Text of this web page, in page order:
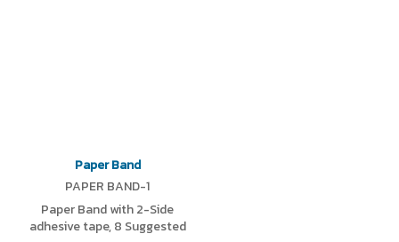
Paper Band
PAPER BAND-1
Paper Band with 2-Side
adhesive tape, 8 Suggested